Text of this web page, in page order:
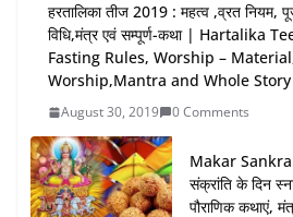
हरतालिका तीज 2019 : महत्व ,व्रत नियम,
विधि,मंत्र एवं सम्पूर्ण-कथा | Hartalika
Fasting Rules, Worship –
Worship,Mantra and Whole Story
August 30, 2019 0 Comments
Makar
संक्रांति के दिन
पौराणिक कथाएं,